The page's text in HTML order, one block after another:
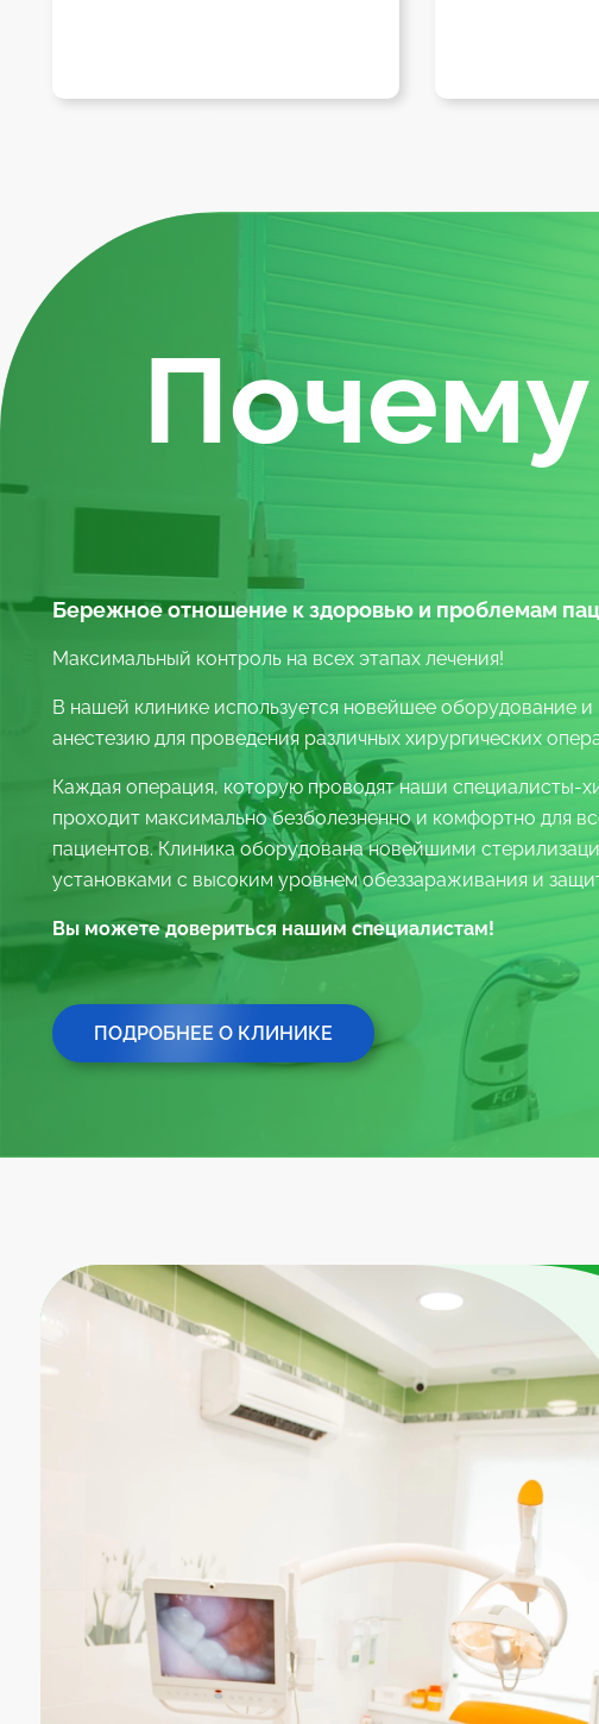
Бережное отношение к здоровью и проблемам
Максимальный контроль на всех этапах лечения!
В нашей клинике используется новейшее оборудование
анестезию для проведения различных хирургических
Каждая операция, которую проводят наши специалисты-
проходит максимально безболезненно и комфортно для
пациентов. Клиника оборудована новейшими
установками с высоким уровнем обеззараживания и
Вы можете довериться нашим специалистам!
ПОДРОБНЕЕ О КЛИНИКЕ